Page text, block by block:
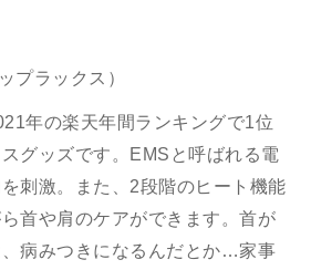
プラックス）
年の楽天年間ランキングで1位
グッズです。EMSと呼ばれる電
刺激。また、2段階のヒート機能
首や肩のケアができます。首が
病みつきになるんだとか…家事